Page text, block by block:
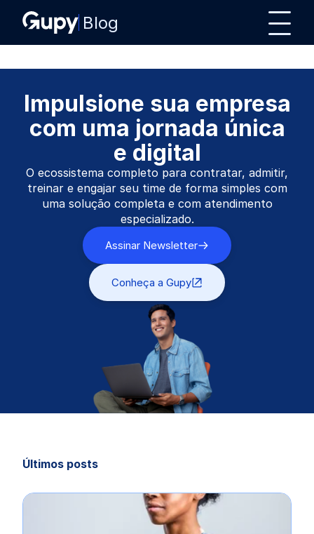
Blog
Impulsione sua empresa
com uma jornada única
e digital
O ecossistema completo para contratar, admitir,
treinar e engajar seu time de forma simples com
uma solução completa e com atendimento
especializado.
Assinar Newsletter
Conheça a Gupy
Últimos posts